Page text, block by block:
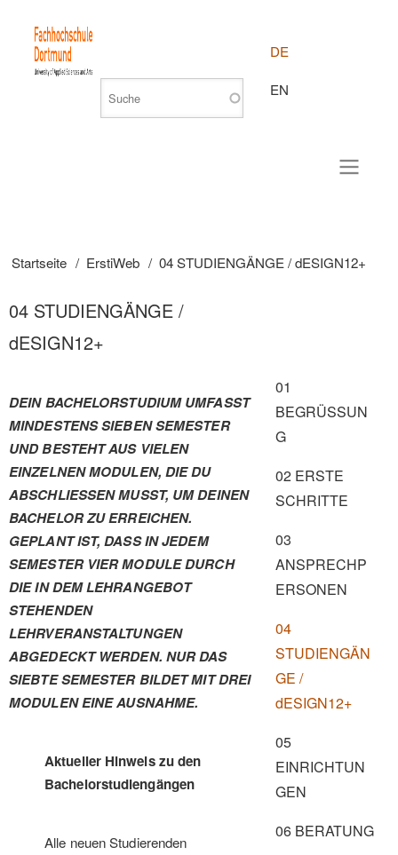
DE
EN
Pfadnavigation
Startseite ErstiWeb 04 STUDIENGÄNGE / dESIGN12+
04 STUDIENGÄNGE /
dESIGN12+
DEIN BACHELORSTUDIUM UMFASST
MINDESTENS SIEBEN SEMESTER
UND BESTEHT AUS VIELEN
EINZELNEN MODULEN, DIE DU
ABSCHLIESSEN MUSST, UM DEINEN
BACHELOR ZU ERREICHEN.
GEPLANT IST, DASS IN JEDEM
SEMESTER VIER MODULE DURCH
DIE IN DEM LEHRANGEBOT
STEHENDEN
LEHRVERANSTALTUNGEN
ABGEDECKT WERDEN. NUR DAS
SIEBTE SEMESTER BILDET MIT DREI
MODULEN EINE AUSNAHME.
Aktueller Hinweis zu den
Bachelorstudiengängen
Alle neuen Studierenden
01
BEGRÜSSUN
G
02 ERSTE
SCHRITTE
03
ANSPRECHP
ERSONEN
04
STUDIENGÄN
GE /
dESIGN12+
05
EINRICHTUN
GEN
06 BERATUNG